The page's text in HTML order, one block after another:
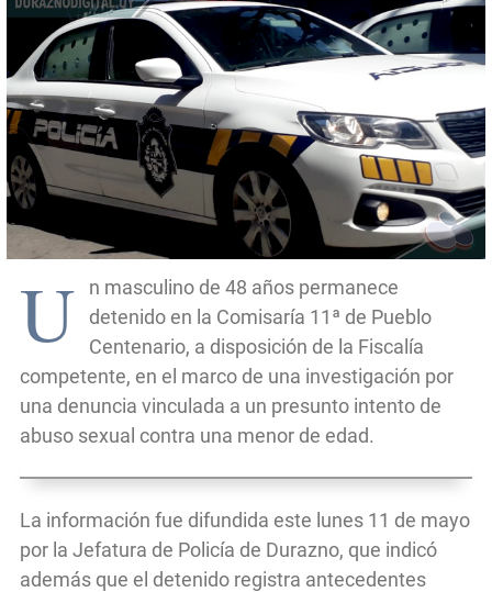
U
n masculino de 48 años permanece
detenido en la Comisaría 11ª de Pueblo
Centenario, a disposición de la Fiscalía
competente, en el marco de una investigación por
una denuncia vinculada a un presunto intento de
abuso sexual contra una menor de edad.
La información fue difundida este lunes 11 de mayo
por la Jefatura de Policía de Durazno, que indicó
además que el detenido registra antecedentes